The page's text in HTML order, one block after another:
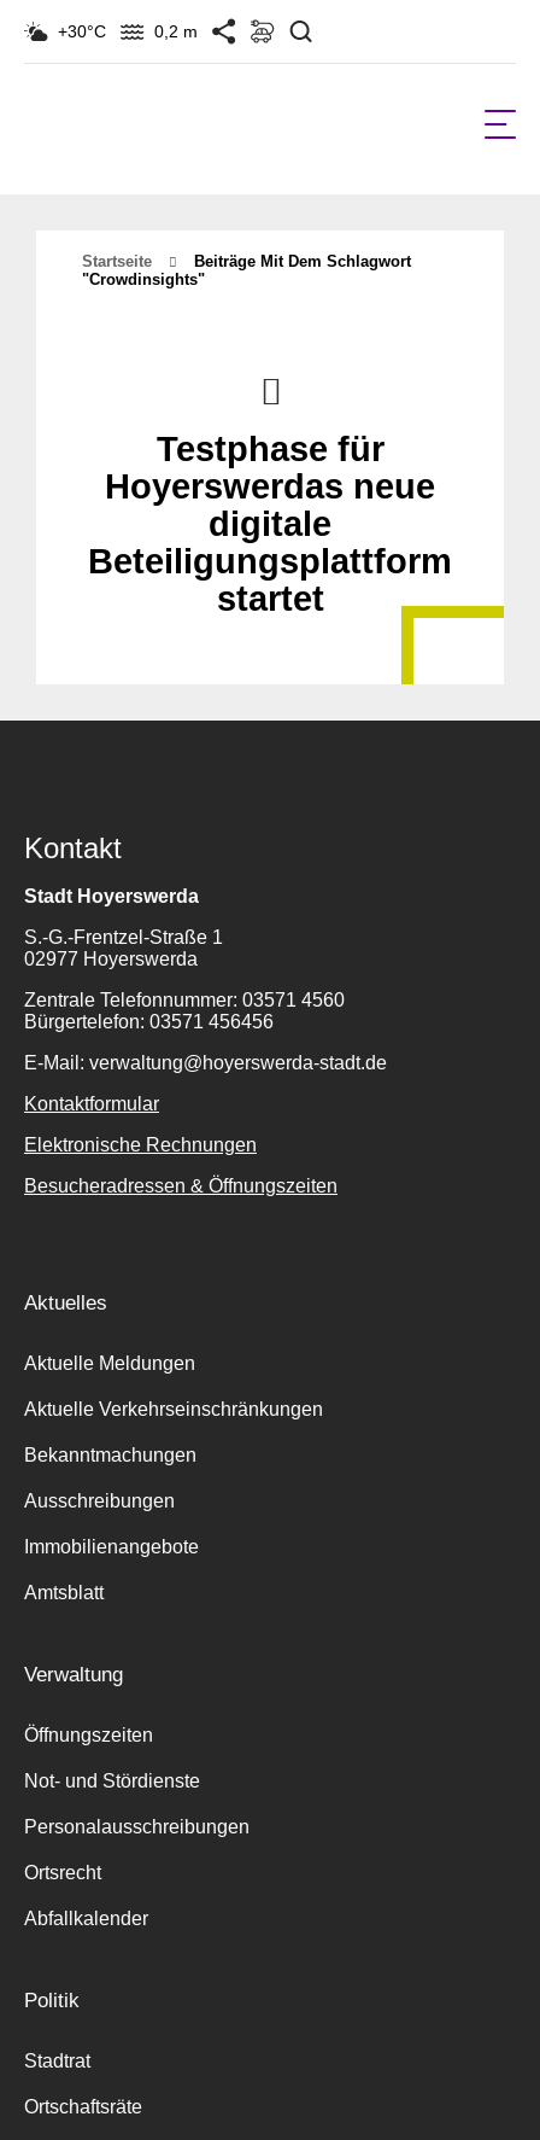
+30°C 0,2 m
Suche
Startseite
Beiträge Mit Dem Schlagwort
"crowdinsights"
Testphase für
Hoyerswerdas neue
digitale
Beteiligungsplattform
startet
Kontakt
Stadt Hoyerswerda
S.-G.-Frentzel-Straße 1
02977 Hoyerswerda
Zentrale Telefonnummer: 03571 4560
Bürgertelefon: 03571 456456
E-Mail: verwaltung@hoyerswerda-stadt.de
Kontaktformular
Elektronische Rechnungen
Besucheradressen & Öffnungszeiten
Aktuelles
Aktuelle Meldungen
Aktuelle Verkehrseinschränkungen
Bekanntmachungen
Ausschreibungen
Immobilienangebote
Amtsblatt
Verwaltung
Öffnungszeiten
Not- und Stördienste
Personalausschreibungen
Ortsrecht
Abfallkalender
Politik
Stadtrat
Ortschaftsräte